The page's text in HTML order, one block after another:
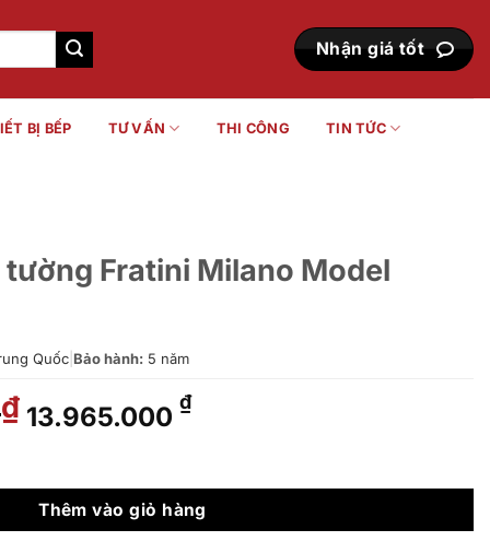
Nhận giá tốt
BỊ BẾP TƯ VẤN THI CÔNG TIN TỨC
Fratini Milano Model
Quốc Bảo hành: 5 năm
₫ Giá
gốc
19.950.000 ₫.
13.965.000 ₫Giá
là:
13.965.000 ₫.
Thêm vào giỏ hàng